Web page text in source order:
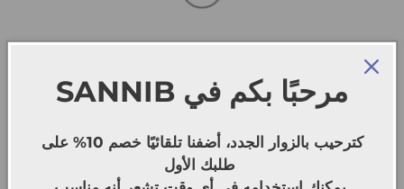
SANNIB
كترحيب بالزوار الجدد، أضفنا تلقائيًا خصم 10% على